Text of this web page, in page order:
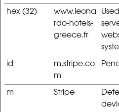
hex (32)
www.leona
rdo-hotels-
greece.fr
id
m.stripe.co
m
m Stripe